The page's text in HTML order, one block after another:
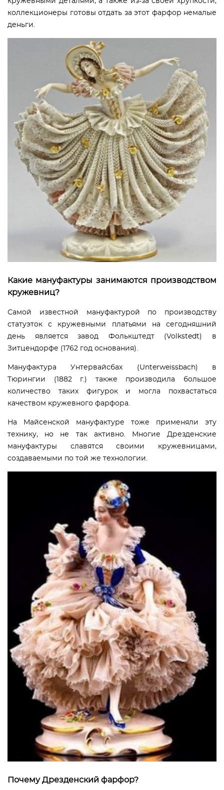
коллекционеры готовы отдать за этот фарфор немалые
деньги.
Какие мануфактуры занимаются производством
кружевниц?
Самой известной мануфактурой по производству
статуэток с кружевными платьями на сегодняшний
день является завод Фолькштедт (Volkstedt) в
Зитцендорфе (1762 год основания).
Мануфактура Унтервайсбах (Unterweissbach) в
Тюрингии (1882 г.) также производила большое
количество таких фигурок и могла похвастаться
качеством кружевного фарфора.
На Майсенской мануфактуре тоже применяли эту
технику, но не так активно. Многие Дрезденские
мануфактуры славятся своими кружевницами,
создаваемыми по той же технологии.
Почему Дрезденский фарфор?